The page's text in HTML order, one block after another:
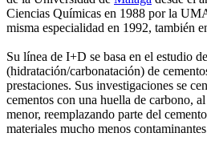
Ciencias Químicas en 1988 por la
misma especialidad en 1992, también
Su línea de I+D se basa en el estudio
(hidratación/carbonatación) de
prestaciones. Sus investigaciones se
cementos con una huella de carbono,
menor, reemplazando parte del
materiales mucho menos